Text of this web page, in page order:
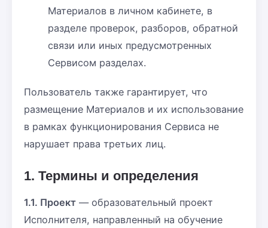
Материалов в личном кабинете, в
разделе проверок, разборов, обратной
связи или иных предусмотренных
Сервисом разделах.
Пользователь также гарантирует, что
размещение Материалов и их использование
в рамках функционирования Сервиса не
нарушает права третьих лиц.
1. Термины и определения
1.1. Проект — образовательный проект
Исполнителя, направленный на обучение